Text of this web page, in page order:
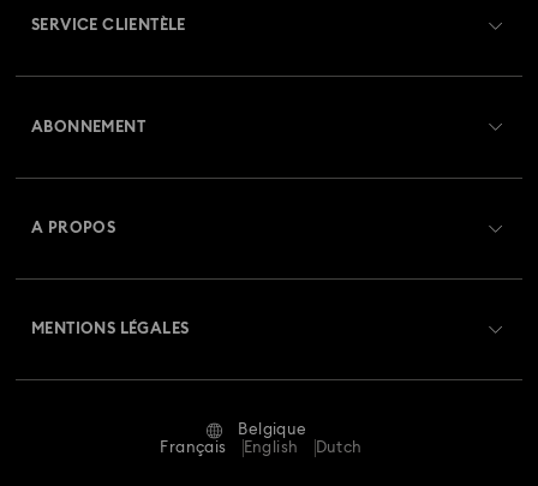
SERVICE CLIENTÈLE
Retours et échanges
Statut de réparation
ABONNEMENT
A PROPOS
MENTIONS LÉGALES
Conditions Générales
Belgique
Français
English Dutch